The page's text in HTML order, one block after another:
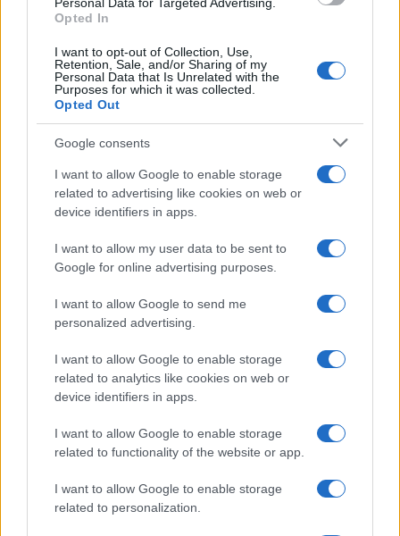
Opted In
I want to opt-out of Collection, Use,
Retention, Sale, and/or Sharing of my
Personal Data that Is Unrelated with the
Purposes for which it was collected.
Opted Out
Google consents
I want to allow Google to enable storage
related to advertising like cookies on web or
device identifiers in apps.
I want to allow my user data to be sent to
Google for online advertising purposes.
I want to allow Google to send me
personalized advertising.
I want to allow Google to enable storage
related to analytics like cookies on web or
device identifiers in apps.
I want to allow Google to enable storage
related to functionality of the website or app.
I want to allow Google to enable storage
related to personalization.
Sigue leyendo
FARM
Puzzles educativos para niños: la colección fattoria